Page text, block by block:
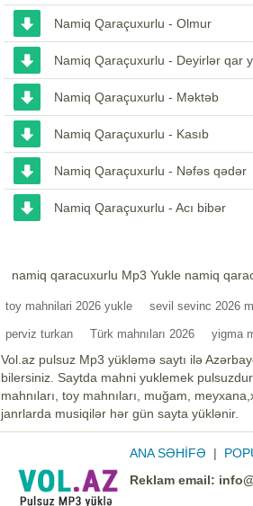
Namiq Qaraçuxurlu - Olmur
Namiq Qaraçuxurlu - Deyirlər qar
Namiq Qaraçuxurlu - Məktəb
Namiq Qaraçuxurlu - Kasıb
Namiq Qaraçuxurlu - Nəfəs qədər
Namiq Qaraçuxurlu - Acı bibər
namiq qaracuxurlu Mp3 Yukle namiq
toy mahnilari 2026 yukle sevil sevinc 2026
perviz turkan Türk mahnıları 2026 yigma
Vol.az pulsuz Mp3 yükləmə saytı ilə
bilersiniz. Saytda mahni yuklemek
mahnıları, toy mahnıları, muğam,
janrlarda musiqilər hər gün sayta yüklənir.
ANA SƏHİFƏ |
Reklam email: